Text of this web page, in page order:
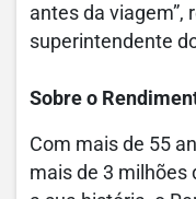
antes da viagem”,
superintendente
Sobre o
Com mais de 55
mais de 3 milhões